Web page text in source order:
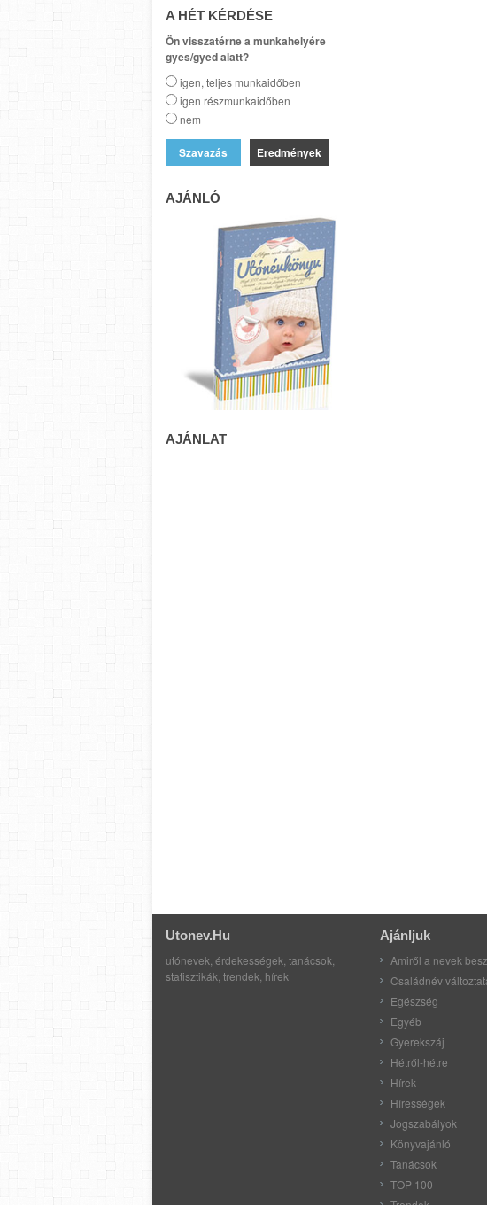
A HÉT KÉRDÉSE
Ön visszatérne a munkahelyére
gyes/gyed alatt?
igen, teljes munkaidőben
igen részmunkaidőben
nem
Eredmények
AJÁNLÓ
AJÁNLAT
Utonev.hu
utónevek, érdekességek, tanácsok,
statisztikák, trendek, hírek
Ajánljuk
Amiről a nevek
Családnév
Egészség
Egyéb
Gyerekszáj
Hétről-hétre
Hírek
Hírességek
Jogszabályok
Könyvajánló
Tanácsok
TOP 100